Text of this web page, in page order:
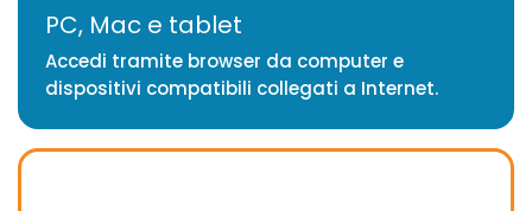
PC, Mac e tablet
Accedi tramite browser da computer e
dispositivi compatibili collegati a Internet.